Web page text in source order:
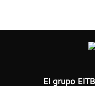
El grupo EITB